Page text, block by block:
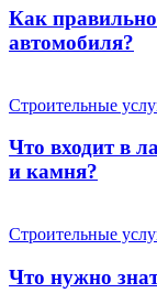
Как правильно
автомобиля?
Строительные
Что входит в
и камня?
Строительные
Что нужно